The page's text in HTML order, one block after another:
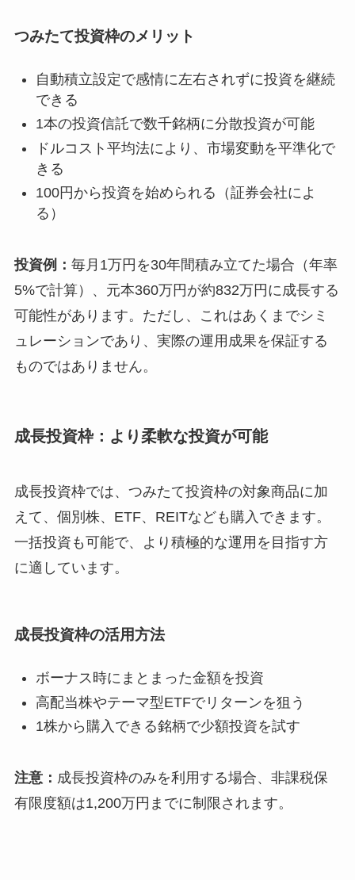
つみたて投資枠のメリット
自動積立設定で感情に左右されずに投資を継続
できる
1本の投資信託で数千銘柄に分散投資が可能
ドルコスト平均法により、市場変動を平準化で
きる
100円から投資を始められる（証券会社によ
る）
投資例： 毎月1万円を30年間積み立てた場合（年率
5%で計算）、元本360万円が約832万円に成長する
可能性があります。ただし、これはあくまでシミ
ュレーションであり、実際の運用成果を保証する
ものではありません。
成長投資枠：より柔軟な投資が可能
成長投資枠では、つみたて投資枠の対象商品に加
えて、個別株、ETF、REITなども購入できます。
一括投資も可能で、より積極的な運用を目指す方
に適しています。
成長投資枠の活用方法
ボーナス時にまとまった金額を投資
高配当株やテーマ型ETFでリターンを狙う
1株から購入できる銘柄で少額投資を試す
注意： 成長投資枠のみを利用する場合、非課税保
有限度額は1,200万円までに制限されます。